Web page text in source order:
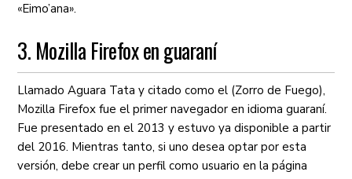
«Eimo’ana».
3. Mozilla Firefox en guaraní
Llamado Aguara Tata y citado como el (Zorro de Fuego),
Mozilla Firefox fue el primer navegador en idioma guaraní.
Fue presentado en el 2013 y estuvo ya disponible a partir
del 2016. Mientras tanto, si uno desea optar por esta
versión, debe crear un perfil como usuario en la página